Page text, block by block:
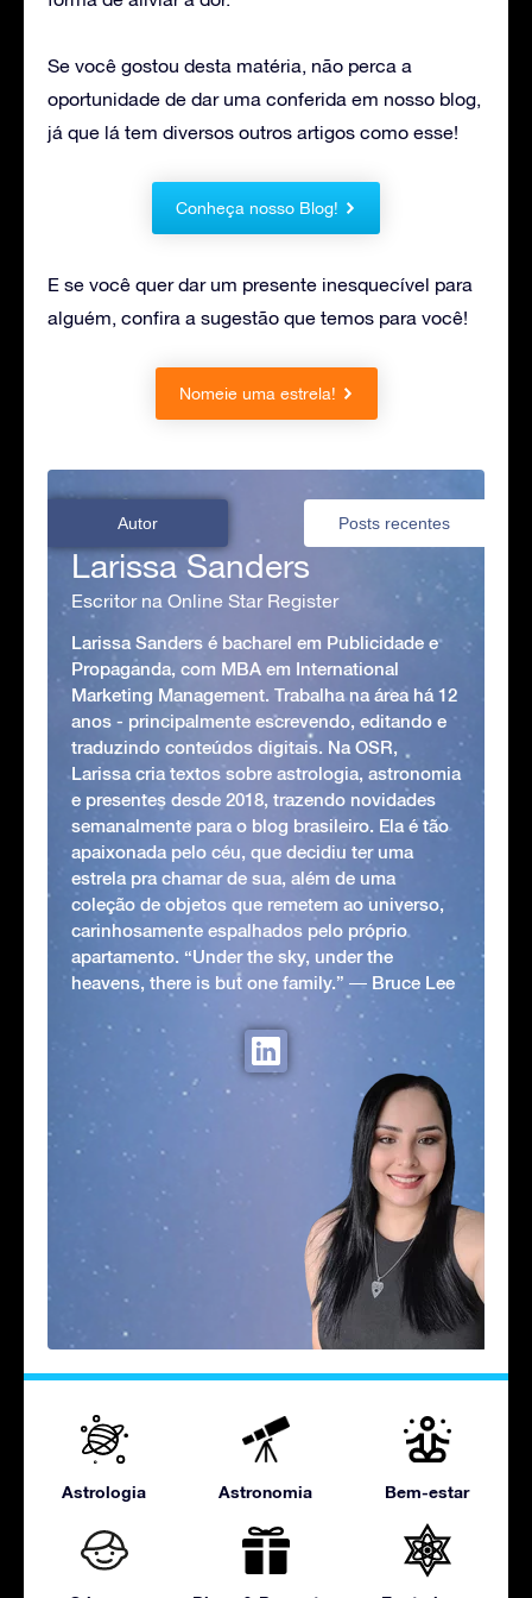
Se você gostou desta matéria, não perca a
oportunidade de dar uma conferida em nosso blog,
já que lá tem diversos outros artigos como esse!
Conheça nosso Blog!
E se você quer dar um presente inesquecível para
alguém, confira a sugestão que temos para você!
Nomeie uma estrela!
Autor Posts recentes
Larissa Sanders
Escritor na Online Star Register
Larissa Sanders é bacharel em Publicidade e
Propaganda, com MBA em International
Marketing Management. Trabalha na área há 12
anos - principalmente escrevendo, editando e
traduzindo conteúdos digitais. Na OSR,
Larissa cria textos sobre astrologia, astronomia
e presentes desde 2018, trazendo novidades
semanalmente para o blog brasileiro. Ela é tão
apaixonada pelo céu, que decidiu ter uma
estrela pra chamar de sua, além de uma
coleção de objetos que remetem ao universo,
carinhosamente espalhados pelo próprio
apartamento. “Under the sky, under the
heavens, there is but one family.” ― Bruce Lee
Astrologia Astronomia Bem-estar